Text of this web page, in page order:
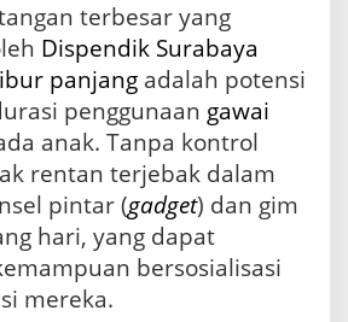
terbesar yang
Dispendik Surabaya
panjang adalah potensi
penggunaan gawai
anak. Tanpa kontrol
rentan terjebak dalam
pintar (gadget) dan gim
hari, yang dapat
bersosialisasi
mereka.